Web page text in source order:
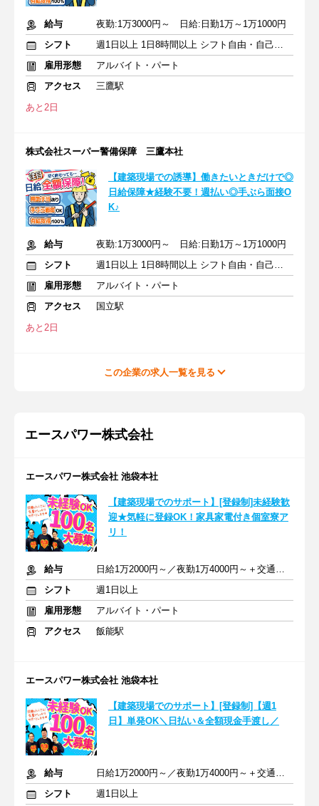
給与
夜勤:1万3000円～ 日給:日勤1万～1万1000円
シフト
週1日以上 1日8時間以上 シフト自由・自己申告
雇用形態
アルバイト・パート
アクセス
三鷹駅
あと2日
株式会社スーパー警備保障 三鷹本社
【建築現場での誘導】働きたいときだけで◎
日給保障★経験不要！週払い◎手ぶら面接O
K♪
給与
夜勤:1万3000円～ 日給:日勤1万～1万1000円
シフト
週1日以上 1日8時間以上 シフト自由・自己申告
雇用形態
アルバイト・パート
アクセス
国立駅
あと2日
この企業の求人一覧を見る
エースパワー株式会社
エースパワー株式会社 池袋本社
【建築現場でのサポート】[登録制]未経験歓
迎★気軽に登録OK！家具家電付き個室寮ア
リ！
給与
日給1万2000円～／夜勤1万4000円～＋交通費＋各種手当
シフト
週1日以上
雇用形態
アルバイト・パート
アクセス
飯能駅
エースパワー株式会社 池袋本社
【建築現場でのサポート】[登録制]【週1
日】単発OK＼日払い＆全額現金手渡し／
給与
日給1万2000円～／夜勤1万4000円～＋交通費＋各種手当
シフト
週1日以上